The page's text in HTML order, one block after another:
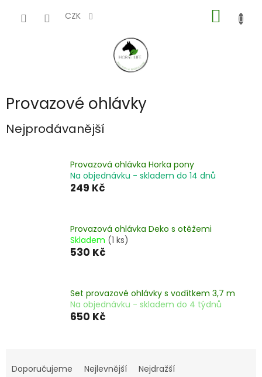
CZK
KOŠÍK
Provazové ohlávky
Nejprodávanější
Provazová ohlávka Horka pony
Na objednávku - skladem do 14 dnů
249 Kč
Provazová ohlávka Deko s otěžemi
Skladem (1 ks)
530 Kč
Set provazové ohlávky s vodítkem 3,7 m
Na objednávku - skladem do 4 týdnů
650 Kč
aDoporučujeme Nejlevnější
Nejdražší